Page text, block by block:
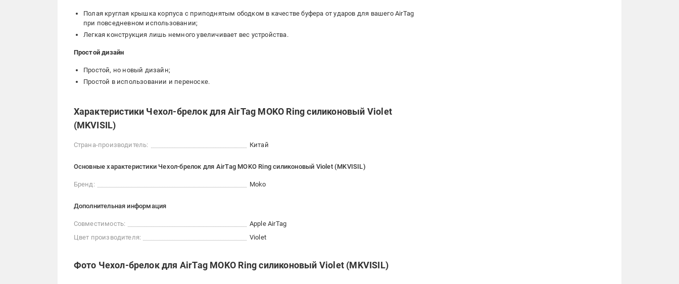
Полая круглая крышка корпуса с приподнятым ободком в качестве буфера от ударов для вашего AirTag
при повседневном использовании;
Легкая конструкция лишь немного увеличивает вес устройства.
Простой дизайн
Простой, но новый дизайн;
Простой в использовании и переноске.
Характеристики Чехол-брелок для AirTag MOKO Ring силиконовый Violet
(MKVISIL)
Страна-производитель: Китай
Основные характеристики Чехол-брелок для AirTag MOKO Ring силиконовый Violet (MKVISIL)
Бренд: Moko
Дополнительная информация
Совместимость:
Apple AirTag
Цвет производителя:
Violet
Фото Чехол-брелок для AirTag MOKO Ring силиконовый Violet (MKVISIL)